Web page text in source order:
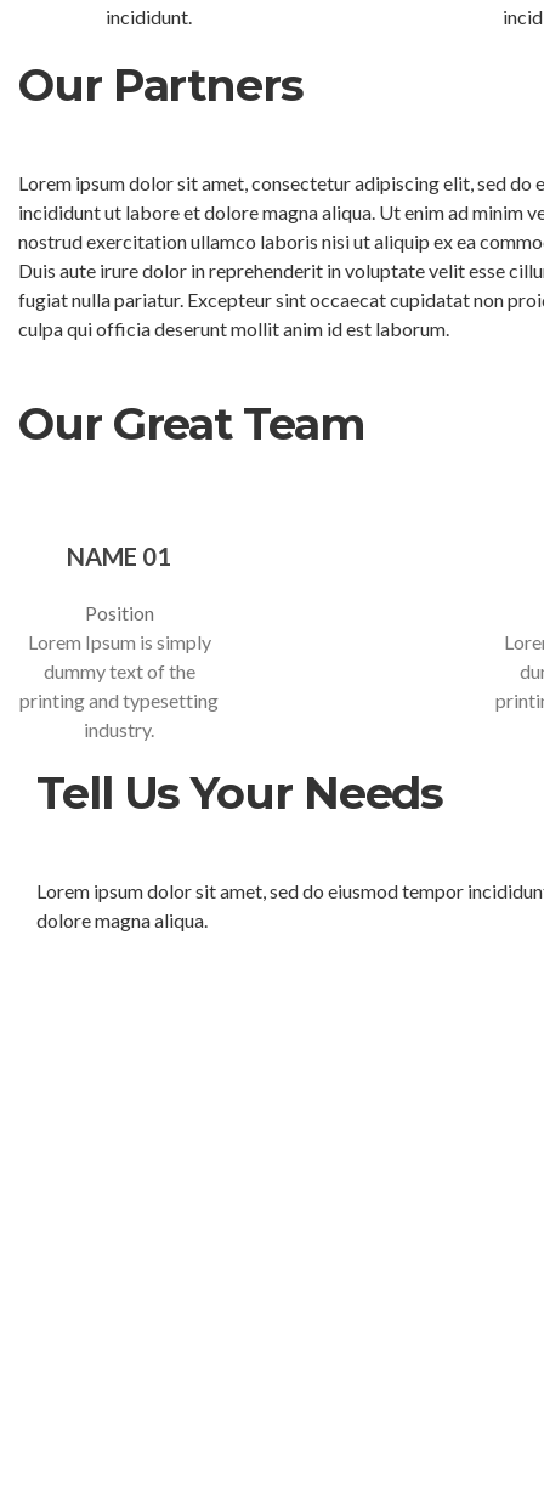
incididunt.
Our Partners
Lorem ipsum dolor sit amet, consectetur adipiscing elit, sed do
incididunt ut labore et dolore magna aliqua. Ut enim ad minim
nostrud exercitation ullamco laboris nisi ut aliquip ex ea
Duis aute irure dolor in reprehenderit in voluptate velit esse
fugiat nulla pariatur. Excepteur sint occaecat cupidatat non
culpa qui officia deserunt mollit anim id est laborum.
Our Great Team
NAME 01
Position
Lorem Ipsum is simply
dummy text of the
printing and typesetting
industry.
Tell Us Your Needs
Lorem ipsum dolor sit amet, sed do eiusmod tempor
dolore magna aliqua.